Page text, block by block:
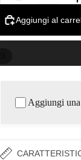
Aggiungi al
Aggiungi